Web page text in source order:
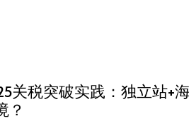
关税突破实践：独立站+
？